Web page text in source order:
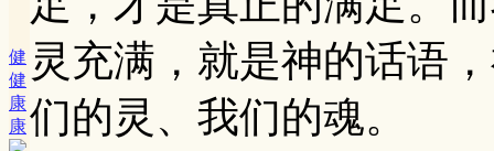
健
健
康
康
灵充满，就是神的话语
们的灵、我们的魂。